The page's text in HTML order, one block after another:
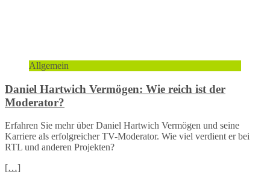
Allgemein
Daniel Hartwich Vermögen: Wie reich ist der
Moderator?
Erfahren Sie mehr über Daniel Hartwich Vermögen und seine
Karriere als erfolgreicher TV-Moderator. Wie viel verdient er bei
RTL und anderen Projekten?
[…]